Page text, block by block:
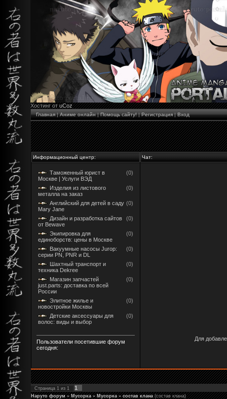
Хостинг отuCoz
Главная|Аниме онлайн|Помощь сайту!|Регистрация|Вход
Информационный центр: Чат:
Таможенный юрист в
Москве | Услуги ВЭД
(0)
Изделия из листового
металла на заказ
(0)
Английский для детей в саду
Mary Jane
(0)
Дизайн и разработка сайтов
от Bewave
(0)
Экипировка для
единоборств: цены в Москве
(0)
Вакуумные насосы Jurop:
серии PN, PNR и DL
(0)
Шахтный транспорт и
техника Dekree
(0)
Магазин запчастей
just.parts: доставка по всей
России
(0)
Элитное жилье и
новостройки Москвы
(0)
Детские аксессуары для
волос: виды и выбор
(0)
Пользователи посетившие форум
сегодня:
Для
Страница 1 из 1 1
Наруто форум » Мусорка » Мусорка » состав клана (состав клана)